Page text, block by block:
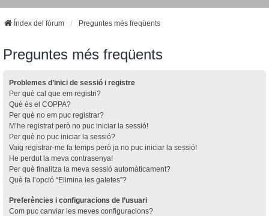
Índex del fòrum Preguntes més freqüents
Preguntes més freqüents
Problemes d’inici de sessió i registre
Per què cal que em registri?
Què és el COPPA?
Per què no em puc registrar?
M’he registrat però no puc iniciar la sessió!
Per què no puc iniciar la sessió?
Vaig registrar-me fa temps però ja no puc iniciar la sessió!
He perdut la meva contrasenya!
Per què finalitza la meva sessió automàticament?
Què fa l’opció “Elimina les galetes”?
Preferències i configuracions de l’usuari
Com puc canviar les meves configuracions?